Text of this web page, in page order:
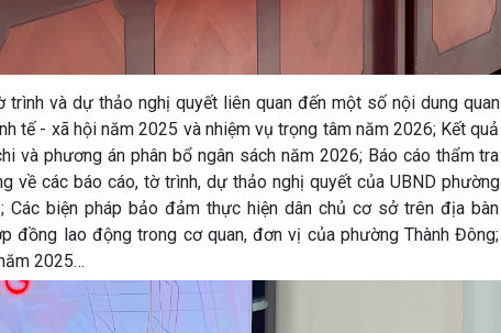
và dự thảo nghị quyết liên quan đến một số nội dung quan
tế - xã hội năm 2025 và nhiệm vụ trọng tâm năm 2026; Kết quả
và phương án phân bổ ngân sách năm 2026; Báo cáo thẩm tra
về các báo cáo, tờ trình, dự thảo nghị quyết của UBND phường
biện pháp bảo đảm thực hiện dân chủ cơ sở trên địa bàn
đồng lao động trong cơ quan, đơn vị của phường Thành Đông;
2025…